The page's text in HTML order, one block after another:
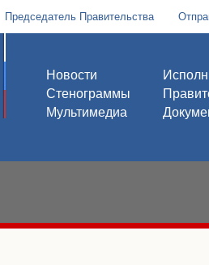
Председатель Правительства
Новости
Стенограммы
Мультимедиа